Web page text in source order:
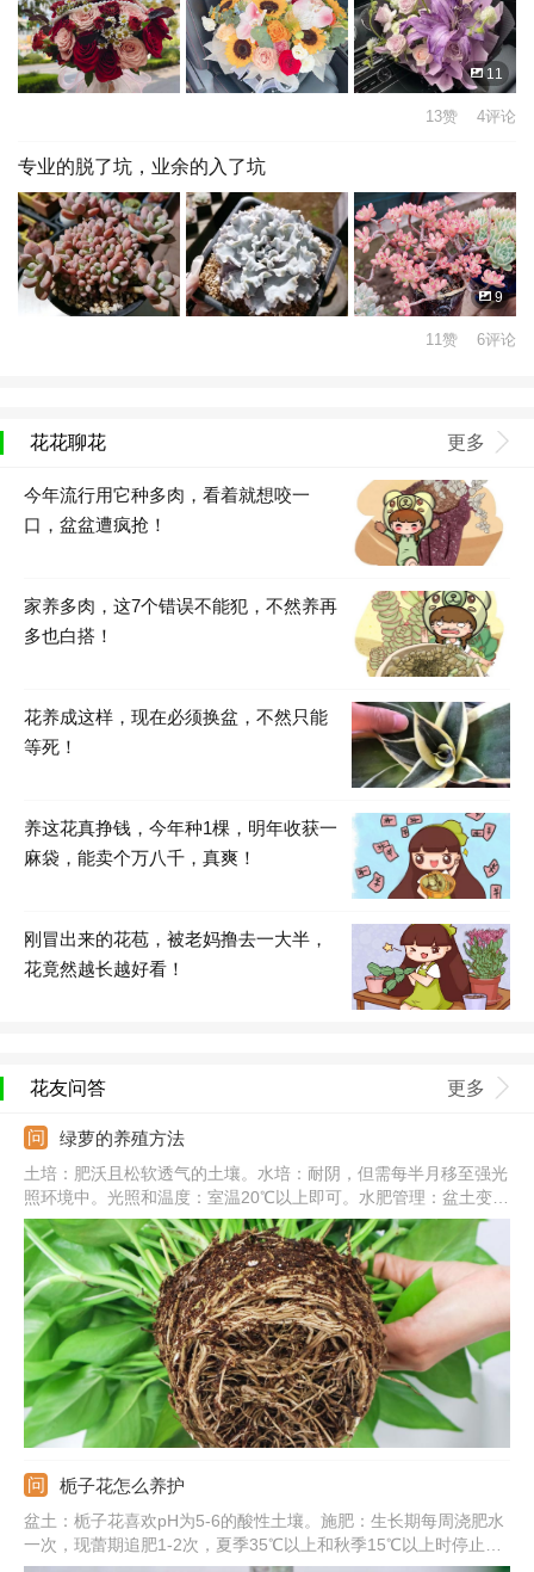
11
13赞 4评论
专业的脱了坑，业余的入了坑
9
11赞 6评论
花花聊花 更多
今年流行用它种多肉，看着就想咬一
口，盆盆遭疯抢！
家养多肉，这7个错误不能犯，不然养再
多也白搭！
花养成这样，现在必须换盆，不然只能
等死！
养这花真挣钱，今年种1棵，明年收获一
麻袋，能卖个万八千，真爽！
刚冒出来的花苞，被老妈撸去一大半，
花竟然越长越好看！
花友问答 更多
绿萝的养殖方法
土培：肥沃且松软透气的土壤。水培：耐阴，但需每半月移至强光
照环境中。光照和温度：室温20℃以上即可。水肥管理：盆土变干
需要及时浇水，一次浇透，秋冬减少浇水和施肥。常见病害：炭疽
病、根腐病、叶斑病。
栀子花怎么养护
盆土：栀子花喜欢pH为5-6的酸性土壤。施肥：生长期每周浇肥水
一次，现蕾期追肥1-2次，夏季35℃以上和秋季15℃以上时停止施